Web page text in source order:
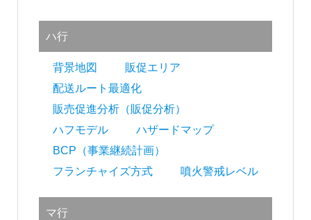
ハ行
背景地図
販促エリア
配送ルート最適化
販売促進分析（販促分析）
ハフモデル
ハザードマップ
BCP（事業継続計画）
フランチャイズ方式
噴火警戒レベル
マ行